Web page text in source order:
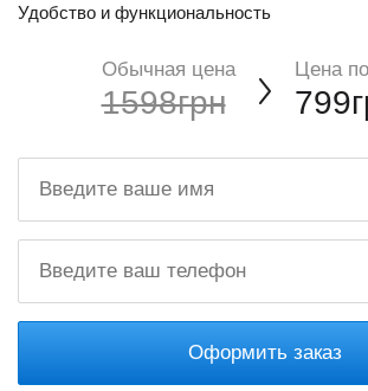
Удобство и функциональность
Обычная цена
1598грн
Цена
Оформить заказ